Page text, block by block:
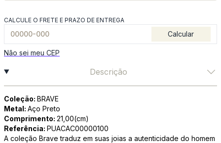
CALCULE O FRETE E PRAZO DE ENTREGA
Calcular
Não sei meu CEP
Descrição
Coleção: BRAVE
Metal: Aço Preto
Comprimento: 21,00(cm)
Referência: PUACAC00000100
A coleção Brave traduz em suas joias a autenticidade do homem